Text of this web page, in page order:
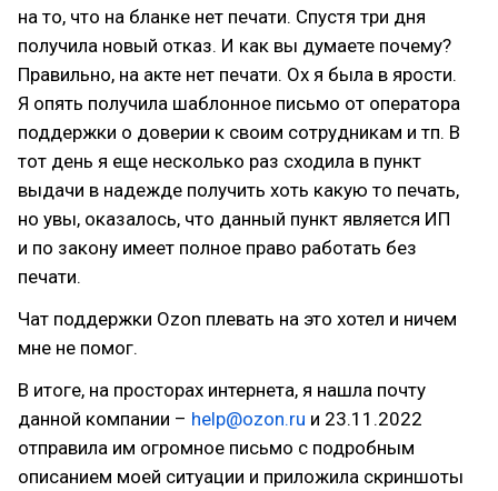
на то, что на бланке нет печати. Спустя три дня
получила новый отказ. И как вы думаете почему?
Правильно, на акте нет печати. Ох я была в ярости.
Я опять получила шаблонное письмо от оператора
поддержки о доверии к своим сотрудникам и тп. В
тот день я еще несколько раз сходила в пункт
выдачи в надежде получить хоть какую то печать,
но увы, оказалось, что данный пункт является ИП
и по закону имеет полное право работать без
печати.
Чат поддержки Ozon плевать на это хотел и ничем
мне не помог.
В итоге, на просторах интернета, я нашла почту
данной компании – help@ozon.ru и 23.11.2022
отправила им огромное письмо с подробным
описанием моей ситуации и приложила скриншоты